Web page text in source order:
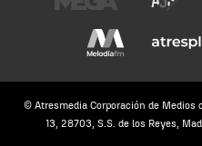
© Atresmedia Corporación de Medios
13, 28703, S.S. de los Reyes,